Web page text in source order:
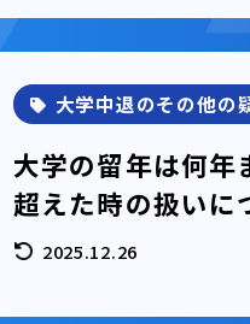
大学中退のその他の
大学の留年は何年
超えた時の扱いに
2025.12.26